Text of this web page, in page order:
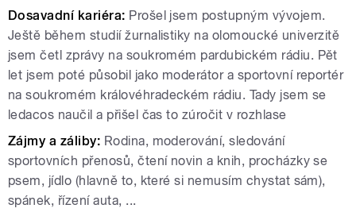
Dosavadní kariéra: Prošel jsem postupným vývojem.
Ještě během studií žurnalistiky na olomoucké univerzitě
jsem četl zprávy na soukromém pardubickém rádiu. Pět
let jsem poté působil jako moderátor a sportovní reportér
na soukromém královéhradeckém rádiu. Tady jsem se
ledacos naučil a přišel čas to zúročit v rozhlase
Zájmy a záliby: Rodina, moderování, sledování
sportovních přenosů, čtení novin a knih, procházky se
psem, jídlo (hlavně to, které si nemusím chystat sám),
spánek, řízení auta, ...